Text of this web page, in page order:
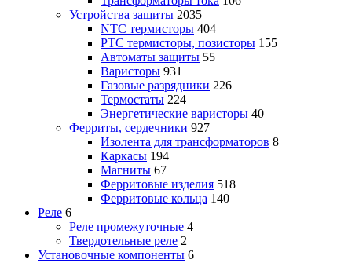
Устройства защиты 2035
NTC термисторы 404
PTC термисторы, позисторы 155
Автоматы защиты 55
Варисторы 931
Газовые разрядники 226
Термостаты 224
Энергетические варисторы 40
Ферриты, сердечники 927
Изолента для трансформаторов 8
Каркасы 194
Магниты 67
Ферритовые изделия 518
Ферритовые кольца 140
Реле 6
Реле промежуточные 4
Твердотельные реле 2
Установочные компоненты 6